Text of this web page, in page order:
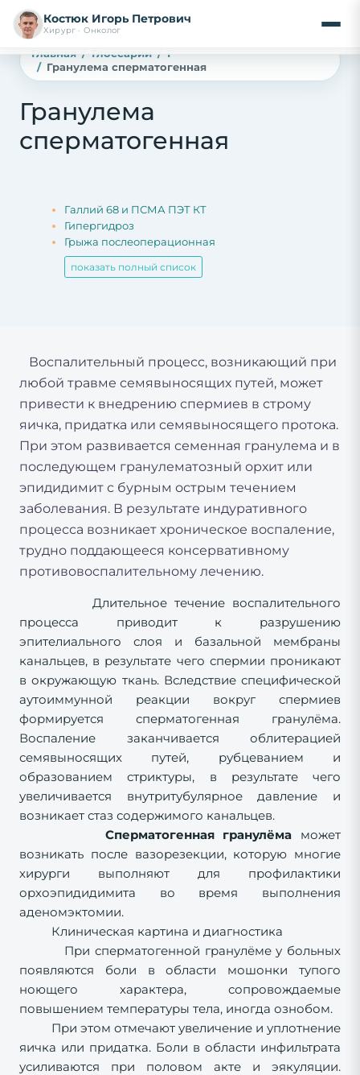
Костюк Игорь Петрович
Хирург · Онколог
Главная Глоссарий
Г
Гранулема сперматогенная
Гранулема
сперматогенная
Галлий 68 и ПСМА ПЭТ КТ
Гипергидроз
Грыжа послеоперационная
показать полный список
Воспалительный процесс, возникающий при
любой травме семявыносящих путей, может
привести к внедрению спермиев в строму
яичка, придатка или семявыносящего протока.
При этом развивается семенная гранулема и в
последующем гранулематозный орхит или
эпидидимит с бурным острым течением
заболевания. В результате индуративного
процесса возникает хроническое воспаление,
трудно поддающееся консервативному
противовоспалительному лечению.
Длительное течение воспалительного
процесса приводит к разрушению
эпителиального слоя и базальной мембраны
канальцев, в результате чего спермии проникают
в окружающую ткань. Вследствие специфической
аутоиммунной реакции вокруг спермиев
формируется сперматогенная гранулёма.
Воспаление заканчивается облитерацией
семявыносящих путей, рубцеванием и
образованием стриктуры, в результате чего
увеличивается внутритубулярное давление и
возникает стаз содержимого канальцев.
Сперматогенная гранулёма может
возникать после вазорезекции, которую многие
хирурги выполняют для профилактики
орхоэпидидимита во время выполнения
аденомэктомии.
Клиническая картина и диагностика
При сперматогенной гранулёме у больных
появляются боли в области мошонки тупого
ноющего характера, сопровождаемые
повышением температуры тела, иногда ознобом.
При этом отмечают увеличение и уплотнение
яичка или придатка. Боли в области инфильтрата
усиливаются при половом акте и эякуляции.